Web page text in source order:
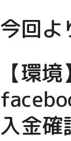
今回よ
【環境】
入金確